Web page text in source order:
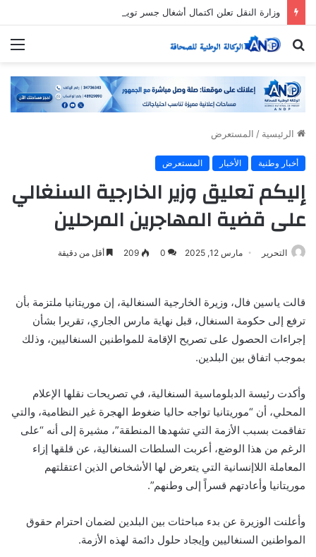
وزارة النقل تعلن اكتمال أشغال جسر تويجكجيت
بحث
الرئيسية / المستعرض
أخبار وطنية الأخبار المستعرض
إليكم تعليق وزير الخارجية السنغالي
على قضية المهاجرين المرحلين
التحرير مارس 12, 2025 0
209 أقل من دقيقة
قالت ياسين فال، وزيرة الخارجية السنغالية، إن موريتانيا ملتزمة بأن
ترفع إلى حكومة السنغال، قبل نهاية مارس الجاري، تقريرا بشأن
إجراءات الحصول على تصريح الإقامة للمواطنين السنغاليين، وذلك
بموجب اتفاق بين البلدين.
وأكدت رئيسة الدبلوماسية السنغالية، في تصريحات نقلها الإعلام
المحلي، أن “موريتانيا تواجه حاليا ضغوط الهجرة غير النظامية، والتي
تفاقمت بسبب الأزمة التي تشهدها المنطقة”، مشيرة إلى أنه “على
الرغم من هذا الوضع، أعربت السلطات السنغالية، عن قلقها إزاء
المعاملة اللاإنسانية التي يتعرض لها الأشخاص الذين اعتقلتهم
موريتانيا وأعادتهم قسراً إلى وطنهم”.
وأعلنت الوزيرة عن بدء مباحثات بين البلدين لضمان احترام حقوق
المواطنين السنغاليين وإيجاد حلول دائمة لهذه الأزمة.